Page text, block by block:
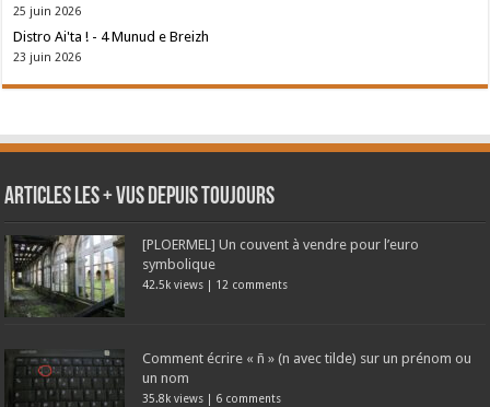
25 juin 2026
Distro Ai'ta ! - 4 Munud e Breizh
23 juin 2026
Articles les + vus depuis toujours
[PLOERMEL] Un couvent à vendre pour l’euro
symbolique
42.5k views | 12 comments
Comment écrire « ñ » (n avec tilde) sur un prénom ou
un nom
35.8k views | 6 comments